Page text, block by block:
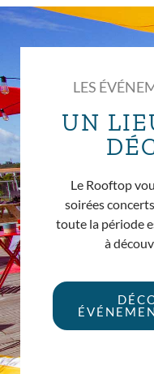
LES
UN
Le Rooftop
soirées
toute la période
à